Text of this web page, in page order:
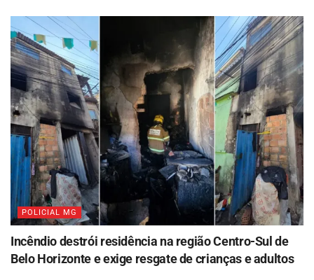
POLICIAL MG
Incêndio destrói residência na região Centro-Sul de
Belo Horizonte e exige resgate de crianças e adultos